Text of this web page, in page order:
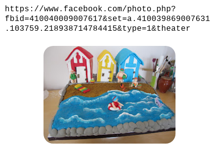
https://www.facebook.com/photo.php?
fbid=410040009007617&set=a.410039869007631
.103759.218938714784415&type=1&theater